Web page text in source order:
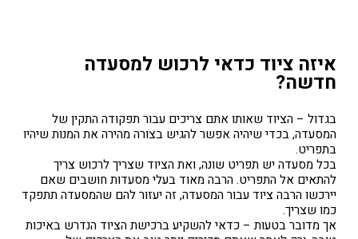
איזה ציוד כדאי לרכוש למסעדה
חדשה?
בגדול – הציוד שאותו אתם צריכים עבור תפקודה התקין של
המסעדה, בכדי שיהיה אפשר להגיש בצורה מהירה את המנות שיהיו
בתפריט.
בכל מסעדה יש תפריט שונה, ואת הציוד שצריך לרכוש צריך
להתאים אל התפריט. הרבה מאוד בעלי מסעדות חושבים שאם
יירכשו הרבה ציוד עבור המסעדה, זה יעזור להם שהמסעדה תתפקד
כמו שצריך.
אך מדובר בטעות – כדאי להשקיע ברכישת הציוד הנדרש באיכות